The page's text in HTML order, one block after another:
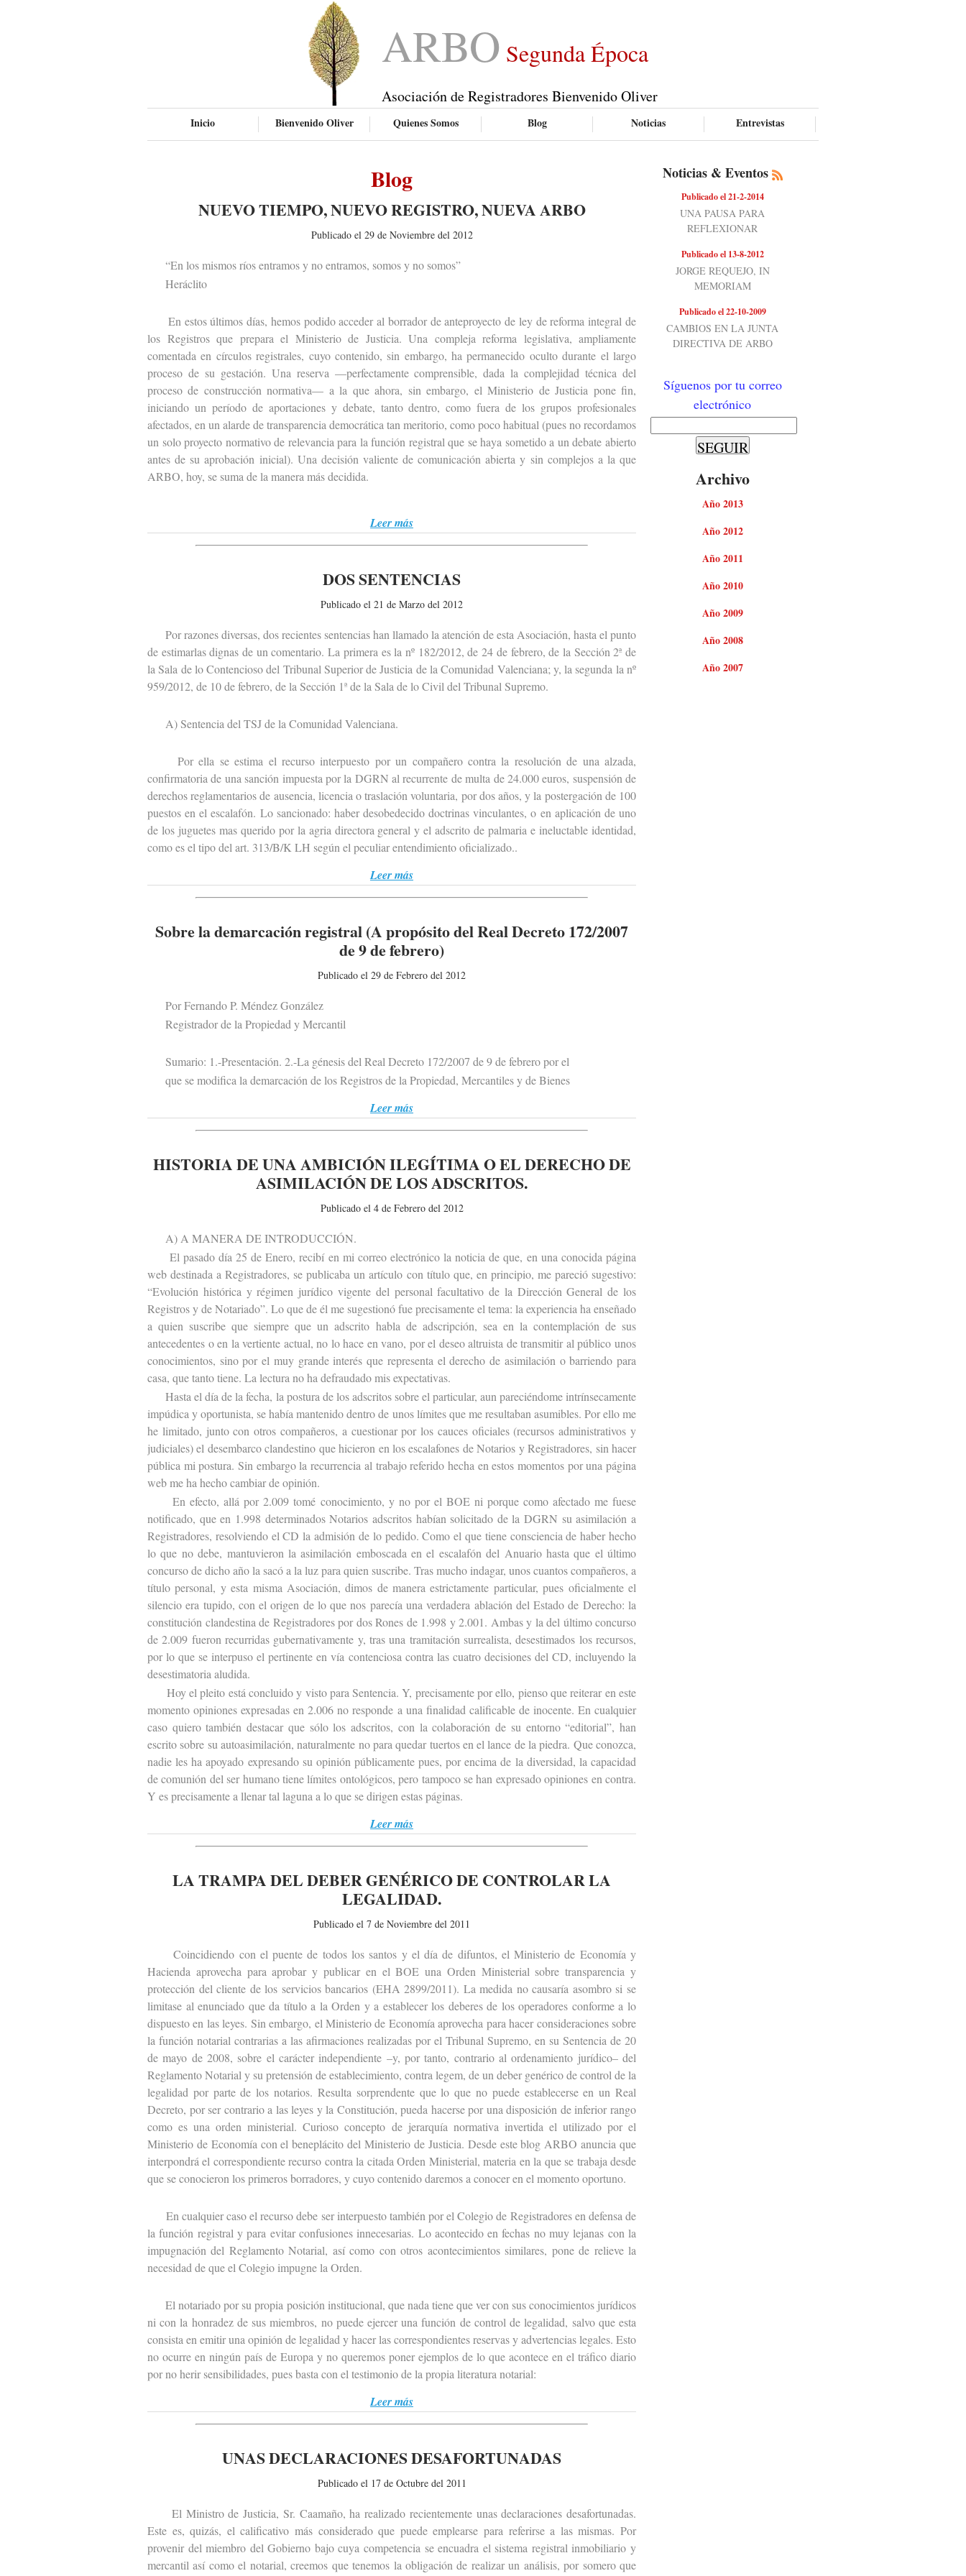
ARBO Segunda Época
Asociación de Registradores Bienvenido Oliver
Inicio Bienvenido Oliver Quienes Somos Blog Noticias Entrevistas
Blog
NUEVO TIEMPO, NUEVO REGISTRO, NUEVA ARBO
Publicado el 29 de Noviembre del 2012
“En los mismos ríos entramos y no entramos, somos y no somos”
Heráclito
En estos últimos días, hemos podido acceder al borrador de anteproyecto de ley de reforma integral de
los Registros que prepara el Ministerio de Justicia. Una compleja reforma legislativa, ampliamente
comentada en círculos registrales, cuyo contenido, sin embargo, ha permanecido oculto durante el largo
proceso de su gestación. Una reserva —perfectamente comprensible, dada la complejidad técnica del
proceso de construcción normativa— a la que ahora, sin embargo, el Ministerio de Justicia pone fin,
iniciando un período de aportaciones y debate, tanto dentro, como fuera de los grupos profesionales
afectados, en un alarde de transparencia democrática tan meritorio, como poco habitual (pues no recordamos
un solo proyecto normativo de relevancia para la función registral que se haya sometido a un debate abierto
antes de su aprobación inicial). Una decisión valiente de comunicación abierta y sin complejos a la que
ARBO, hoy, se suma de la manera más decidida.
Leer más
DOS SENTENCIAS
Publicado el 21 de Marzo del 2012
Por razones diversas, dos recientes sentencias han llamado la atención de esta Asociación, hasta el punto
de estimarlas dignas de un comentario. La primera es la nº 182/2012, de 24 de febrero, de la Sección 2ª de
la Sala de lo Contencioso del Tribunal Superior de Justicia de la Comunidad Valenciana; y, la segunda la nº
959/2012, de 10 de febrero, de la Sección 1ª de la Sala de lo Civil del Tribunal Supremo.
A) Sentencia del TSJ de la Comunidad Valenciana.
Por ella se estima el recurso interpuesto por un compañero contra la resolución de una alzada,
confirmatoria de una sanción impuesta por la DGRN al recurrente de multa de 24.000 euros, suspensión de
derechos reglamentarios de ausencia, licencia o traslación voluntaria, por dos años, y la postergación de 100
puestos en el escalafón. Lo sancionado: haber desobedecido doctrinas vinculantes, o en aplicación de uno
de los juguetes mas querido por la agria directora general y el adscrito de palmaria e ineluctable identidad,
como es el tipo del art. 313/B/K LH según el peculiar entendimiento oficializado..
Leer más
Sobre la demarcación registral (A propósito del Real Decreto 172/2007
de 9 de febrero)
Publicado el 29 de Febrero del 2012
Por Fernando P. Méndez González
Registrador de la Propiedad y Mercantil
Sumario: 1.-Presentación. 2.-La génesis del Real Decreto 172/2007 de 9 de febrero por el
que se modifica la demarcación de los Registros de la Propiedad, Mercantiles y de Bienes
Leer más
HISTORIA DE UNA AMBICIÓN ILEGÍTIMA O EL DERECHO DE
ASIMILACIÓN DE LOS ADSCRITOS.
Publicado el 4 de Febrero del 2012
A) A MANERA DE INTRODUCCIÓN.
El pasado día 25 de Enero, recibí en mi correo electrónico la noticia de que, en una conocida página
web destinada a Registradores, se publicaba un artículo con título que, en principio, me pareció sugestivo:
“Evolución histórica y régimen jurídico vigente del personal facultativo de la Dirección General de los
Registros y de Notariado”. Lo que de él me sugestionó fue precisamente el tema: la experiencia ha enseñado
a quien suscribe que siempre que un adscrito habla de adscripción, sea en la contemplación de sus
antecedentes o en la vertiente actual, no lo hace en vano, por el deseo altruista de transmitir al público unos
conocimientos, sino por el muy grande interés que representa el derecho de asimilación o barriendo para
casa, que tanto tiene. La lectura no ha defraudado mis expectativas.
Hasta el día de la fecha, la postura de los adscritos sobre el particular, aun pareciéndome intrínsecamente
impúdica y oportunista, se había mantenido dentro de unos límites que me resultaban asumibles. Por ello me
he limitado, junto con otros compañeros, a cuestionar por los cauces oficiales (recursos administrativos y
judiciales) el desembarco clandestino que hicieron en los escalafones de Notarios y Registradores, sin hacer
pública mi postura. Sin embargo la recurrencia al trabajo referido hecha en estos momentos por una página
web me ha hecho cambiar de opinión.
En efecto, allá por 2.009 tomé conocimiento, y no por el BOE ni porque como afectado me fuese
notificado, que en 1.998 determinados Notarios adscritos habían solicitado de la DGRN su asimilación a
Registradores, resolviendo el CD la admisión de lo pedido. Como el que tiene consciencia de haber hecho
lo que no debe, mantuvieron la asimilación emboscada en el escalafón del Anuario hasta que el último
concurso de dicho año la sacó a la luz para quien suscribe. Tras mucho indagar, unos cuantos compañeros, a
título personal, y esta misma Asociación, dimos de manera estrictamente particular, pues oficialmente el
silencio era tupido, con el origen de lo que nos parecía una verdadera ablación del Estado de Derecho: la
constitución clandestina de Registradores por dos Rones de 1.998 y 2.001. Ambas y la del último concurso
de 2.009 fueron recurridas gubernativamente y, tras una tramitación surrealista, desestimados los recursos,
por lo que se interpuso el pertinente en vía contenciosa contra las cuatro decisiones del CD, incluyendo la
desestimatoria aludida.
Hoy el pleito está concluido y visto para Sentencia. Y, precisamente por ello, pienso que reiterar en este
momento opiniones expresadas en 2.006 no responde a una finalidad calificable de inocente. En cualquier
caso quiero también destacar que sólo los adscritos, con la colaboración de su entorno “editorial”, han
escrito sobre su autoasimilación, naturalmente no para quedar tuertos en el lance de la piedra. Que conozca,
nadie les ha apoyado expresando su opinión públicamente pues, por encima de la diversidad, la capacidad
de comunión del ser humano tiene límites ontológicos, pero tampoco se han expresado opiniones en contra.
Y es precisamente a llenar tal laguna a lo que se dirigen estas páginas.
Leer más
LA TRAMPA DEL DEBER GENÉRICO DE CONTROLAR LA
LEGALIDAD.
Publicado el 7 de Noviembre del 2011
Coincidiendo con el puente de todos los santos y el día de difuntos, el Ministerio de Economía y
Hacienda aprovecha para aprobar y publicar en el BOE una Orden Ministerial sobre transparencia y
protección del cliente de los servicios bancarios (EHA 2899/2011). La medida no causaría asombro si se
limitase al enunciado que da título a la Orden y a establecer los deberes de los operadores conforme a lo
dispuesto en las leyes. Sin embargo, el Ministerio de Economía aprovecha para hacer consideraciones sobre
la función notarial contrarias a las afirmaciones realizadas por el Tribunal Supremo, en su Sentencia de 20
de mayo de 2008, sobre el carácter independiente –y, por tanto, contrario al ordenamiento jurídico– del
Reglamento Notarial y su pretensión de establecimiento, contra legem, de un deber genérico de control de la
legalidad por parte de los notarios. Resulta sorprendente que lo que no puede establecerse en un Real
Decreto, por ser contrario a las leyes y la Constitución, pueda hacerse por una disposición de inferior rango
como es una orden ministerial. Curioso concepto de jerarquía normativa invertida el utilizado por el
Ministerio de Economía con el beneplácito del Ministerio de Justicia. Desde este blog ARBO anuncia que
interpondrá el correspondiente recurso contra la citada Orden Ministerial, materia en la que se trabaja desde
que se conocieron los primeros borradores, y cuyo contenido daremos a conocer en el momento oportuno.
En cualquier caso el recurso debe ser interpuesto también por el Colegio de Registradores en defensa de
la función registral y para evitar confusiones innecesarias. Lo acontecido en fechas no muy lejanas con la
impugnación del Reglamento Notarial, así como con otros acontecimientos similares, pone de relieve la
necesidad de que el Colegio impugne la Orden.
El notariado por su propia posición institucional, que nada tiene que ver con sus conocimientos jurídicos
ni con la honradez de sus miembros, no puede ejercer una función de control de legalidad, salvo que esta
consista en emitir una opinión de legalidad y hacer las correspondientes reservas y advertencias legales. Esto
no ocurre en ningún país de Europa y no queremos poner ejemplos de lo que acontece en el tráfico diario
por no herir sensibilidades, pues basta con el testimonio de la propia literatura notarial:
Leer más
UNAS DECLARACIONES DESAFORTUNADAS
Publicado el 17 de Octubre del 2011
El Ministro de Justicia, Sr. Caamaño, ha realizado recientemente unas declaraciones desafortunadas.
Este es, quizás, el calificativo más considerado que puede emplearse para referirse a las mismas. Por
provenir del miembro del Gobierno bajo cuya competencia se encuadra el sistema registral inmobiliario y
mercantil así como el notarial, creemos que tenemos la obligación de realizar un análisis, por somero que
Noticias & Eventos
Publicado el 21-2-2014
UNA PAUSA PARA
REFLEXIONAR
Publicado el 13-8-2012
JORGE REQUEJO, IN
MEMORIAM
Publicado el 22-10-2009
CAMBIOS EN LA JUNTA
DIRECTIVA DE ARBO
Síguenos por tu correo
electrónico
Archivo
Año 2013
Año 2012
Año 2011
Año 2010
Año 2009
Año 2008
Año 2007